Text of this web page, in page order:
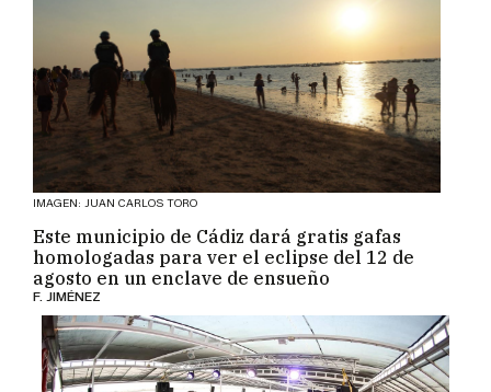
IMAGEN: JUAN CARLOS TORO
Este municipio de Cádiz dará gratis gafas
homologadas para ver el eclipse del 12 de
agosto en un enclave de ensueño
F. JIMÉNEZ